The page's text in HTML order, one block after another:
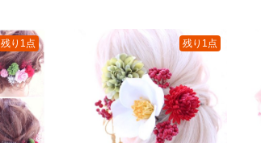
残り1点 残り1点